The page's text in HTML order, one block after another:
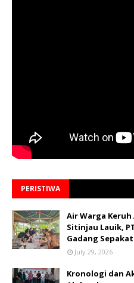
PERISTIWA
Air Warga
Sitinjau Lauik,
Gadang
July 29, 2026
Kronologi dan